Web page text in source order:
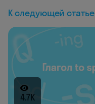
К следующей статье
4.7K